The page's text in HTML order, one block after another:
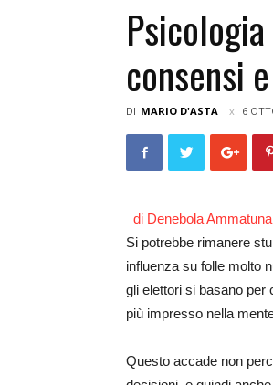
consensi
DI MARIO D'ASTA 6
di Denebola Ammatuna
Si potrebbe rimanere
influenza su folle molto
gli elettori si basano per
più impresso nella
Questo accade non